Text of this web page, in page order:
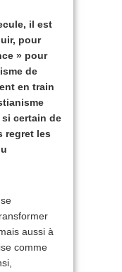
il est
pour
» pour
de
en train
certain de
regret les
aussi à
comme